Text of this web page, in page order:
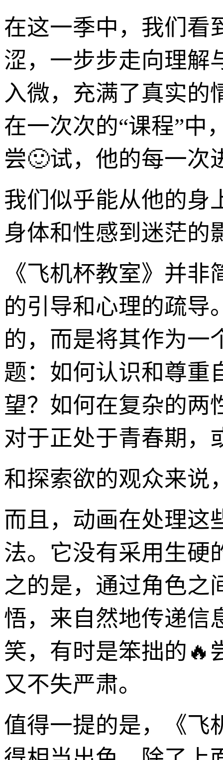
在这一季中，我们看
涩，一步步走向理解
入微，充满了真实的
在一次次的“课程”中
尝🙂试，他的每一次
我们似乎能从他的身
身体和性感到迷茫的
《飞机杯教室》并
的引导和心理的疏导
的，而是将其作为一
题：如何认识和尊重
望？如何在复杂的两
对于正处于青春期
和探索欲的观众来说
而且，动画在处理这
法。它没有采用生硬
之的是，通过角色之
悟，来自然地传递信
笑，有时是笨拙的🔥
又不失严肃。
值得一提的是，《飞